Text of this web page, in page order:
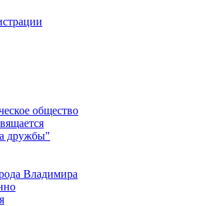
общество
дружбы"
Владимира